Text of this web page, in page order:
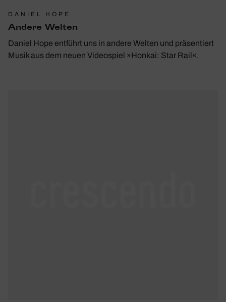
DANIEL HOPE
Andere Welten
Daniel Hope entführt uns in andere Welten und präsentiert
Musik aus dem neuen Videospiel »Honkai: Star Rail«.